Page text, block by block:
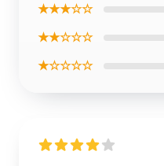
★★★☆☆
★★☆☆☆
★☆☆☆☆